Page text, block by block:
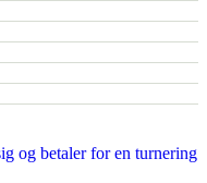
og betaler for en turnering